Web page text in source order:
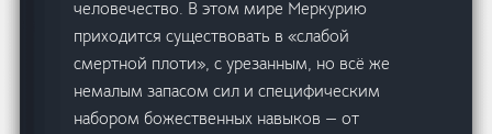
человечество. В этом мире Меркурию
приходится существовать в «слабой
смертной плоти», с урезанным, но всё же
немалым запасом сил и специфическим
набором божественных навыков — от